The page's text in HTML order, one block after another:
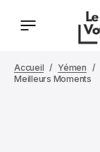
Accueil Yémen
Meilleurs Moments